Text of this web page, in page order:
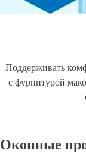
Поддерживать
с фурнитурой
Оконные